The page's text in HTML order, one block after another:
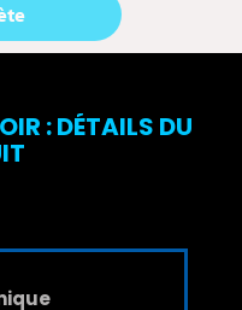
est disponible
: DÉTAILS DU